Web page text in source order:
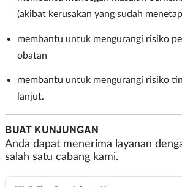
(akibat kerusakan yang sudah
membantu untuk mengurangi risiko
obatan
membantu untuk mengurangi risiko
lanjut.
BUAT KUNJUNGAN
Anda dapat menerima layanan
salah satu cabang kami.